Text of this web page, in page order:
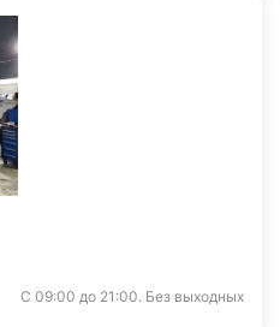
С 09:00 до 21:00. Без выходных